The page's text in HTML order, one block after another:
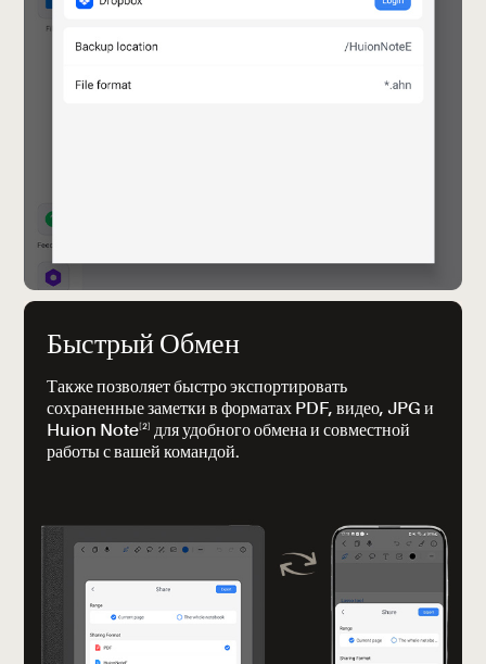
Быстрый Обмен
Также позволяет быстро экспортировать
сохраненные заметки в форматах PDF, видео, JPG и
Huion Note [2]
для удобного обмена и совместной
работы с вашей командой.